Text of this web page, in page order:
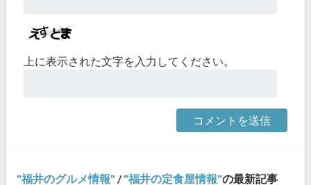
上に表示された文字を入力してください。
福井のグルメ情報 / 福井の定食屋情報 の最新記事